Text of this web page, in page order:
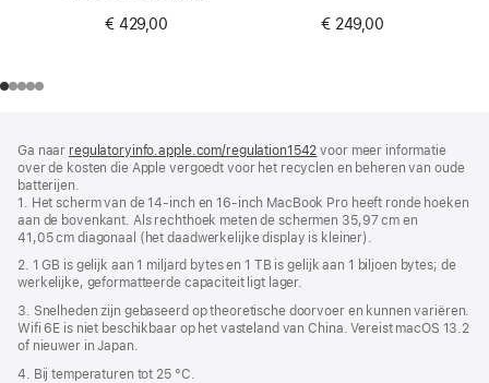
€ 429,00
€ 249,00
Ga naar regulatoryinfo.apple.com/regulation1542 (wordt
in
venster
geopend)
voor meer informatie
over de kosten die Apple vergoedt voor het recyclen en beheren van oude
batterijen.
1. Het scherm van de 14‑inch en 16‑inch MacBook Pro heeft ronde hoeken
aan de bovenkant. Als rechthoek meten de schermen 35,97 cm en
41,05 cm diagonaal (het daadwerkelijke display is kleiner).
2. 1 GB is gelijk aan 1 miljard bytes en 1 TB is gelijk aan 1 biljoen bytes; de
werkelijke, geformatteerde capaciteit ligt lager.
3. Snelheden zijn gebaseerd op theoretische doorvoer en kunnen variëren.
Wifi 6E is niet beschikbaar op het vasteland van China. Vereist macOS 13.2
of nieuwer in Japan.
4. Bij temperaturen tot 25 °C.